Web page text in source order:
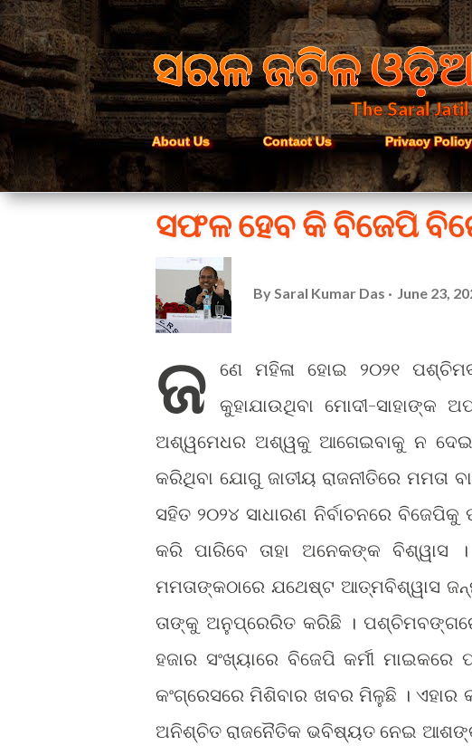
ସରଳ ଜଟିଳ
The Saral
About Us Contact Us Privacy Policy
ସଫଳ ହେବ କି ବିଜେପି
By Saral Kumar Das June 23,
ଜ
ଣେ ମହିଳା ହୋଇ ୨୦୨୧
କୁହାଯାଉଥିବା ମୋଦୀ-ସାହାଙ୍କ
ଅଶ୍ୱମେଧର ଅଶ୍ୱକୁ ଆଗେଇବାକୁ ନ
କରିଥିବା ଯୋଗୁ ଜାତୀୟ ରାଜନୀତିରେ ମମତା
ସହିତ ୨୦୨୪ ସାଧାରଣ ନିର୍ବାଚନରେ
କରି ପାରିବେ ତାହା ଅନେକଙ୍କ ବିଶ୍ୱାସ
ମମତାଙ୍କଠାରେ ଯଥେଷ୍ଟ ଆତ୍ମବିଶ୍ୱାସ
ତାଙ୍କୁ ଅନୁପ୍ରେରିତ କରିଛି । ପଶ୍ଚିମବଙ୍ଗରେ
ହଜାର ସଂଖ୍ୟାରେ ବିଜେପି କର୍ମୀ
କଂଗ୍ରେସରେ ମିଶିବାର ଖବର ମିଳୁଛି । ଏହାର
ଅନିଶ୍ଚିତ ରାଜନୈତିକ ଭବିଷ୍ୟତ ନେଇ